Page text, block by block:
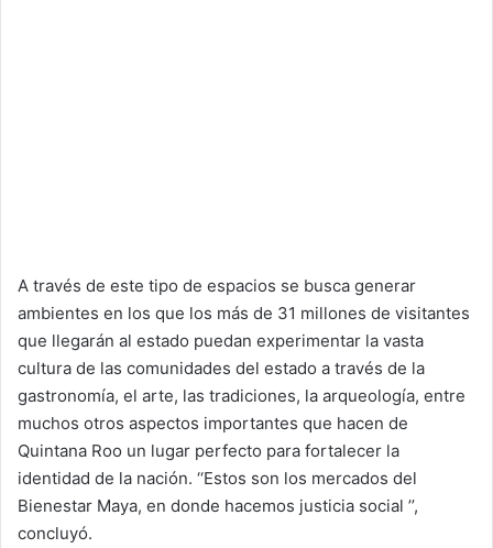
A través de este tipo de espacios se busca generar
ambientes en los que los más de 31 millones de visitantes
que llegarán al estado puedan experimentar la vasta
cultura de las comunidades del estado a través de la
gastronomía, el arte, las tradiciones, la arqueología, entre
muchos otros aspectos importantes que hacen de
Quintana Roo un lugar perfecto para fortalecer la
identidad de la nación. ‘‘Estos son los mercados del
Bienestar Maya, en donde hacemos justicia social ’’,
concluyó.